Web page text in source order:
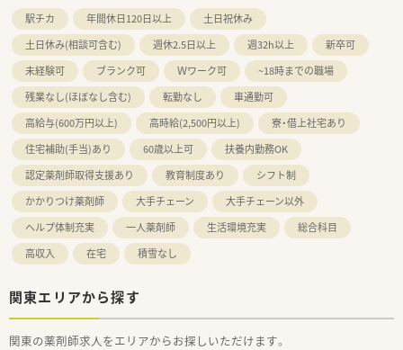
■本部社員の35％が薬剤師！教育研修担当・開発担当・IT担当など
幅広いキャリアがあります。
駅チカ 年間休日120日以上
土日祝休み
土日休み(相談可含む)
週休2.5日以上 週32h以上
新卒可
未経験可
ブランク可 Ｗワーク可
~18時までの職場
残業なし(ほぼなし含む)
転勤なし
車通勤可
高給与(600万円以上)
高時給(2,500円以上)
寮・借上社宅あり
住宅補助(手当)あり
60歳以上可
扶養内勤務OK
認定薬剤師取得支援あり
教育制度あり
シフト制
かかりつけ薬剤師
大手チェーン
大手チェーン以外
ヘルプ体制充実
一人薬剤師 生活環境充実
総合科目
高収入
在宅 積雪なし
関東エリアから探す
関東の薬剤師求人をエリアからお探しいただけます。